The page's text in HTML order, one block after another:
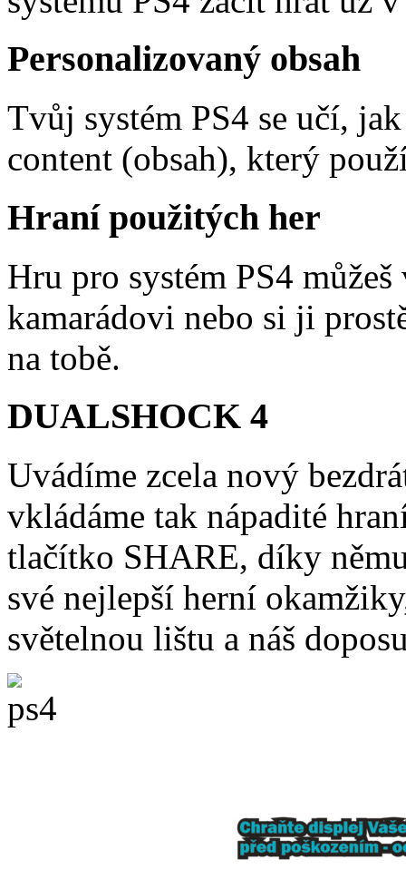
Personalizovaný obsah
Tvůj systém PS4 se učí,
content (obsah), který
Hraní použitých her
Hru pro systém PS4
kamarádovi nebo si ji
na tobě.
DUALSHOCK 4
Uvádíme zcela nový
vkládáme tak nápadité
tlačítko SHARE, díky
své nejlepší herní
světelnou lištu a náš